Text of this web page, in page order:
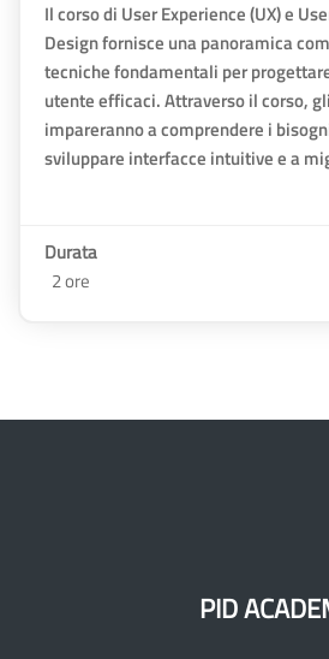
Il corso di User Experience (UX) e
Design fornisce una panoramica
tecniche fondamentali per
utente efficaci. Attraverso il corso,
impareranno a comprendere i
sviluppare interfacce intuitive e a
Durata
2 ore
PID